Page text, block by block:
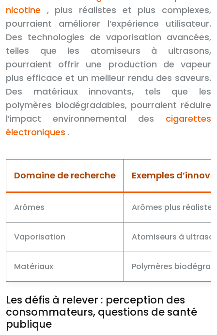
nicotine , plus réalistes et plus complexes,
pourraient améliorer l’expérience utilisateur.
Des technologies de vaporisation avancées,
telles que les atomiseurs à ultrasons,
pourraient offrir une production de vapeur
plus efficace et un meilleur rendu des saveurs.
Des matériaux innovants, tels que les
polymères biodégradables, pourraient réduire
l’impact environnemental des cigarettes
électroniques .
Domaine de recherche Exemples
Arômes Arômes plus
Vaporisation Atomiseurs à
Matériaux Polymères
Les défis à relever : perception des
consommateurs, questions de santé
publique